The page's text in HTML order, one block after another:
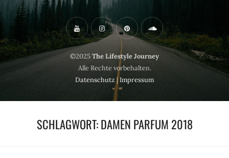
©2025The Lifestyle Journey
Alle Rechte vorbehalten.
Datenschutz|Impressum
SCHLAGWORT:DAMEN PARFUM 2018